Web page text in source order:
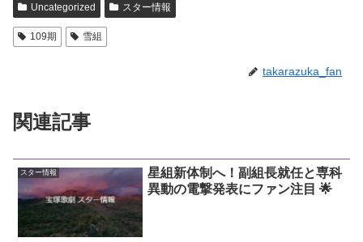
Uncategorized スター情報
109期 雪組
takarazuka_fan
関連記事
スター情報
星組新体制へ！副組長就任と専科
異動の電撃発表にファン注目 🌟